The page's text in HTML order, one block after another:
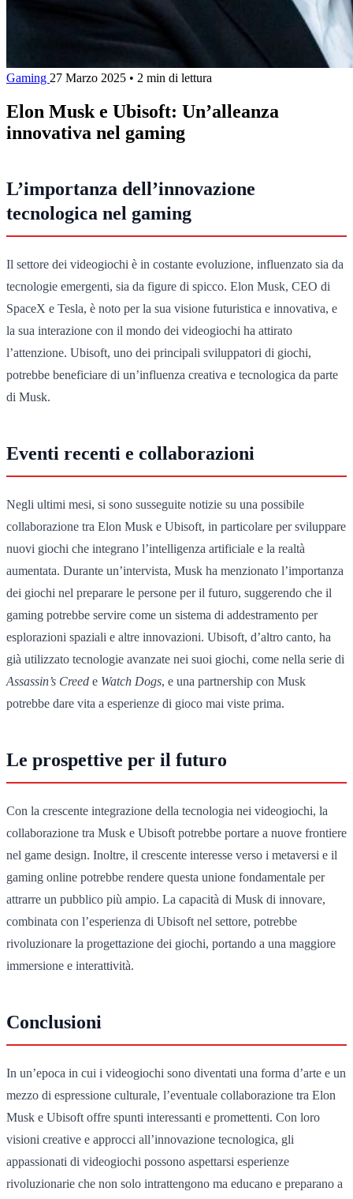
Gaming 27 Marzo 2025 • 2 min di lettura
Elon Musk e Ubisoft: Un’alleanza
innovativa nel gaming
L’importanza dell’innovazione
tecnologica nel gaming
Il settore dei videogiochi è in costante evoluzione, influenzato sia da
tecnologie emergenti, sia da figure di spicco. Elon Musk, CEO di
SpaceX e Tesla, è noto per la sua visione futuristica e innovativa, e
la sua interazione con il mondo dei videogiochi ha attirato
l’attenzione. Ubisoft, uno dei principali sviluppatori di giochi,
potrebbe beneficiare di un’influenza creativa e tecnologica da parte
di Musk.
Eventi recenti e collaborazioni
Negli ultimi mesi, si sono susseguite notizie su una possibile
collaborazione tra Elon Musk e Ubisoft, in particolare per sviluppare
nuovi giochi che integrano l’intelligenza artificiale e la realtà
aumentata. Durante un’intervista, Musk ha menzionato l’importanza
dei giochi nel preparare le persone per il futuro, suggerendo che il
gaming potrebbe servire come un sistema di addestramento per
esplorazioni spaziali e altre innovazioni. Ubisoft, d’altro canto, ha
già utilizzato tecnologie avanzate nei suoi giochi, come nella serie di
Assassin’s Creed e Watch Dogs, e una partnership con Musk
potrebbe dare vita a esperienze di gioco mai viste prima.
Le prospettive per il futuro
Con la crescente integrazione della tecnologia nei videogiochi, la
collaborazione tra Musk e Ubisoft potrebbe portare a nuove frontiere
nel game design. Inoltre, il crescente interesse verso i metaversi e il
gaming online potrebbe rendere questa unione fondamentale per
attrarre un pubblico più ampio. La capacità di Musk di innovare,
combinata con l’esperienza di Ubisoft nel settore, potrebbe
rivoluzionare la progettazione dei giochi, portando a una maggiore
immersione e interattività.
Conclusioni
In un’epoca in cui i videogiochi sono diventati una forma d’arte e un
mezzo di espressione culturale, l’eventuale collaborazione tra Elon
Musk e Ubisoft offre spunti interessanti e promettenti. Con loro
visioni creative e approcci all’innovazione tecnologica, gli
appassionati di videogiochi possono aspettarsi esperienze
rivoluzionarie che non solo intrattengono ma educano e preparano a